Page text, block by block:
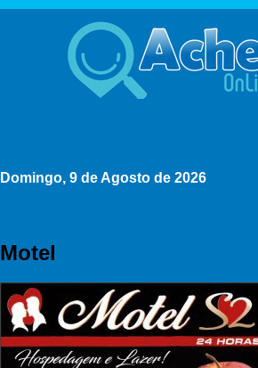
Domingo, 9 de Agosto de 2026
Motel